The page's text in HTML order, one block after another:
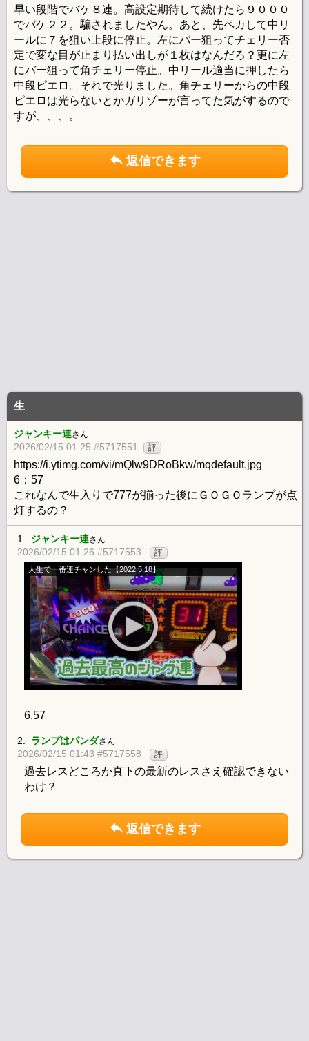
早い段階でバケ８連。高設定期待して続けたら９０００
でバケ２２。騙されましたやん。あと、先ペカして中リ
ールに７を狙い上段に停止。左にバー狙ってチェリー否
定で変な目が止まり払い出しが１枚はなんだろ？更に左
にバー狙って角チェリー停止。中リール適当に押したら
中段ピエロ。それで光りました。角チェリーからの中段
ピエロは光らないとかガリゾーが言ってた気がするので
すが、、、。
返信できます
生
ジャンキー連さん
2026/02/15 01:25 #5717551 評
https://i.ytimg.com/vi/mQlw9DRoBkw/mqdefault.jpg
6：57
これなんで生入りで777が揃った後にＧＯＧＯランプが点
灯するの？
1. ジャンキー連さん
2026/02/15 01:26 #5717553 評
人生で一番連チャンした【2022.5.18】
6.57
2. ランプはパンダさん
2026/02/15 01:43 #5717558 評
過去レスどころか真下の最新のレスさえ確認できない
わけ？
返信できます